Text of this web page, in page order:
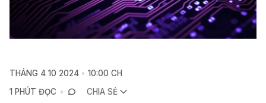
THÁNG 4 10 2024
10:00 CH
1 PHÚT ĐỌC
CHIA SẺ